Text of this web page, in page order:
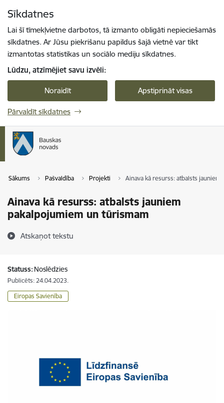
Sīkdatnes
Lai šī tīmekļvietne darbotos, tā izmanto obligāti nepieciešamās
sīkdatnes. Ar Jūsu piekrišanu papildus šajā vietnē var tikt
izmantotas statistikas un sociālo mediju sīkdatnes.
Lūdzu, atzīmējiet savu izvēli:
Noraidīt Apstiprināt visas
Pārvaldīt sīkdatnes
Sākums Pašvaldība Projekti Ainava kā resurss: atbalsts
Ainava kā resurss: atbalsts jauniem
pakalpojumiem un tūrismam
Atskaņot tekstu
Statuss: Noslēdzies
Publicēts: 24.04.2023.
Eiropas Savienība